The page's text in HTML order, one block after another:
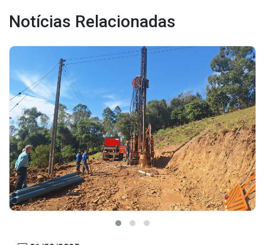
Nota Fiscal Eletrônica
Ouvidoria
Portal do Cidadão
Portal do Servidor
Publicações
Diário Oficial (Novo)
Diário Oficial (Até 30/04)
Recursos Humanos
Processo Seletivo
Seletivo Simplificado
Notícias Relacionadas